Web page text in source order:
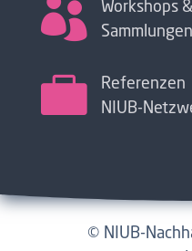

Workshops
Sammlungen

Referenzen
NIUB-
© NIUB-